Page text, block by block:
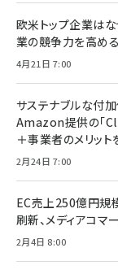
欧米トップ企業は
業の競争力を高め
4月21日 7:00
サステナブルな付
Amazon提供の「
＋事業者のメリット
2月24日 7:00
EC売上250億円規
刷新、メディアコマ
2月4日 8:00